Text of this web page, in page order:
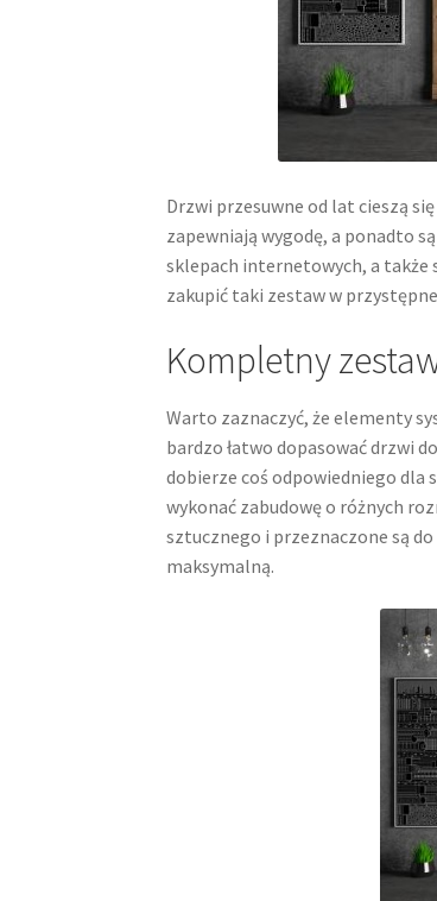
Drzwi przesuwne od lat cieszą
zapewniają wygodę, a ponadto
sklepach internetowych, a także
zakupić taki zestaw w
Kompletny
Warto zaznaczyć, że elementy
bardzo łatwo dopasować drzwi
dobierze coś odpowiedniego dla
wykonać zabudowę o różnych
sztucznego i przeznaczone są
maksymalną.